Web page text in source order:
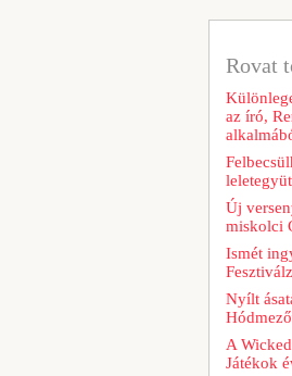
Rovat
az író,
Új
miskolci
Ismét
Nyílt
A
Játékok